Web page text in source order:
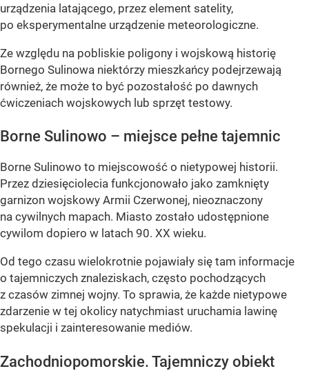
urządzenia latającego, przez element satelity,
po eksperymentalne urządzenie meteorologiczne.
Ze względu na pobliskie poligony i wojskową historię
Bornego Sulinowa niektórzy mieszkańcy podejrzewają
również, że może to być pozostałość po dawnych
ćwiczeniach wojskowych lub sprzęt testowy.
Borne Sulinowo – miejsce pełne tajemnic
Borne Sulinowo to miejscowość o nietypowej historii.
Przez dziesięciolecia funkcjonowało jako zamknięty
garnizon wojskowy Armii Czerwonej, nieoznaczony
na cywilnych mapach. Miasto zostało udostępnione
cywilom dopiero w latach 90. XX wieku.
Od tego czasu wielokrotnie pojawiały się tam informacje
o tajemniczych znaleziskach, często pochodzących
z czasów zimnej wojny. To sprawia, że każde nietypowe
zdarzenie w tej okolicy natychmiast uruchamia lawinę
spekulacji i zainteresowanie mediów.
Zachodniopomorskie. Tajemniczy obiekt